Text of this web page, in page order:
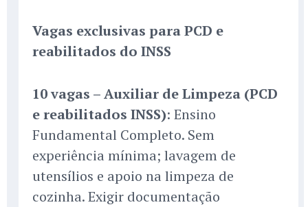
Vagas exclusivas para PCD e
reabilitados do INSS
10 vagas – Auxiliar de Limpeza (PCD
e reabilitados INSS): Ensino
Fundamental Completo. Sem
experiência mínima; lavagem de
utensílios e apoio na limpeza de
cozinha. Exigir documentação